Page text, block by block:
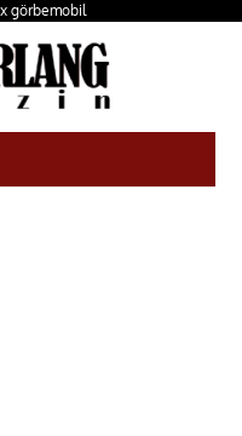
görbemobil